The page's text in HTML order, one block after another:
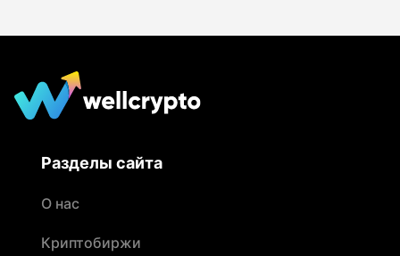
Разделы сайта
О нас
Криптобиржи